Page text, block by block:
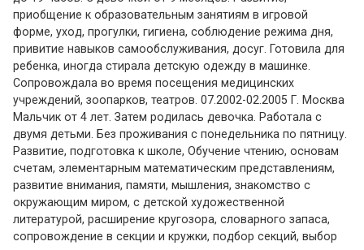
приобщение к образовательным занятиям в игровой
форме, уход, прогулки, гигиена, соблюдение режима дня,
привитие навыков самообслуживания, досуг. Готовила для
ребенка, иногда стирала детскую одежду в машинке.
Сопровождала во время посещения медицинских
учреждений, зоопарков, театров. 07.2002-02.2005 Г. Москва
Мальчик от 4 лет. Затем родилась девочка. Работала с
двумя детьми. Без проживания с понедельника по пятницу.
Развитие, подготовка к школе, Обучение чтению, основам
счетам, элементарным математическим представлениям,
развитие внимания, памяти, мышления, знакомство с
окружающим миром, с детской художественной
литературой, расширение кругозора, словарного запаса,
сопровождение в секции и кружки, подбор секций, выбор